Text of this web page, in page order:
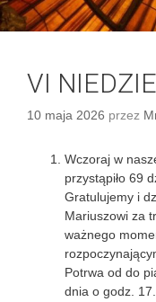
VI
10 maja 2026 przez
Wczoraj w
przystąpiło 69
Gratulujemy i
Mariuszowi za
ważnego
Potrwa od do
dnia o godz.